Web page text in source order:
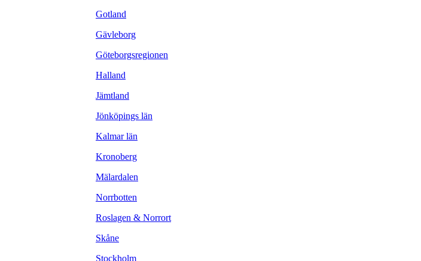
Gotland
Gävleborg
Göteborgsregionen
Halland
Jämtland
Jönköpings län
Kalmar län
Kronoberg
Mälardalen
Norrbotten
Roslagen & Norrort
Skåne
Stockholm